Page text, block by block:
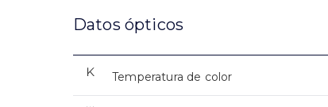
Datos ópticos
Temperatura de color